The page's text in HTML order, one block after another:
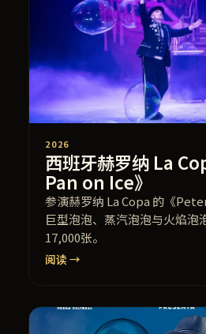
2026
西班牙赫罗纳 La
Pan on Ice》
参演赫罗纳 La Copa 的《
巨型泡泡、蒸汽泡泡与火焰泡
17,000张。
阅读 →